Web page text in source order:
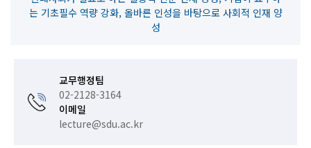
는 기초필수 역량 강화, 올바른 인성을 바탕으로 사회적 인재 양
성
교무행정팀
02-2128-3164
이메일
lecture@sdu.ac.kr